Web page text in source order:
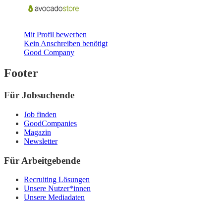
Mit Profil bewerben
Kein Anschreiben benötigt
Good Company
Footer
Für Jobsuchende
Job finden
GoodCompanies
Magazin
Newsletter
Für Arbeitgebende
Recruiting Lösungen
Unsere Nutzer*innen
Unsere Mediadaten